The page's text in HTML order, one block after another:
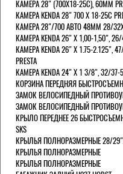
КАМЕРА 28" (700Х18-25С), 60ММ
КАМЕРА KENDA 28" 700 Х 18-25С
КАМЕРА 28"/700 АВТО 48ММ 28/
КАМЕРА KENDA 26" Х 1,00-1,50", 26/
КАМЕРА KENDA 26" Х 1.75-2.125",
PRESTA
КАМЕРА KENDA 24" Х 1 3/8", 32/37-
КОРЗИНА ПЕРЕДНЯЯ
ЗАМОК ВЕЛОСИПЕДНЫЙ
ЗАМОК ВЕЛОСИПЕДНЫЙ
КРЫЛО ПЕРЕДНЕЕ 26
SKS
КРЫЛЬЯ ПОЛНОРАЗМЕРНЫЕ 28/
КРЫЛЬЯ ПОЛНОРАЗМЕРНЫЕ
КРЫЛЬЯ ПОЛНОРАЗМЕРНЫЕ